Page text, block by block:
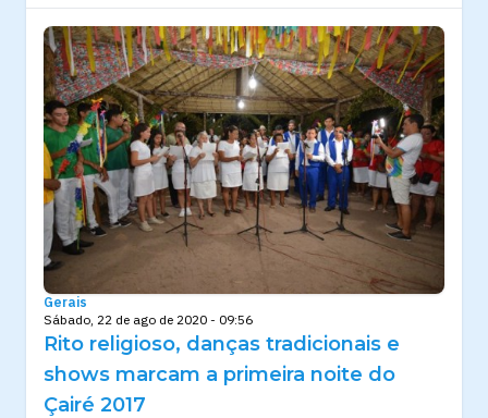
Gerais
Sábado, 22 de ago de 2020 - 09:56
Rito religioso, danças tradicionais e
shows marcam a primeira noite do
Çairé 2017